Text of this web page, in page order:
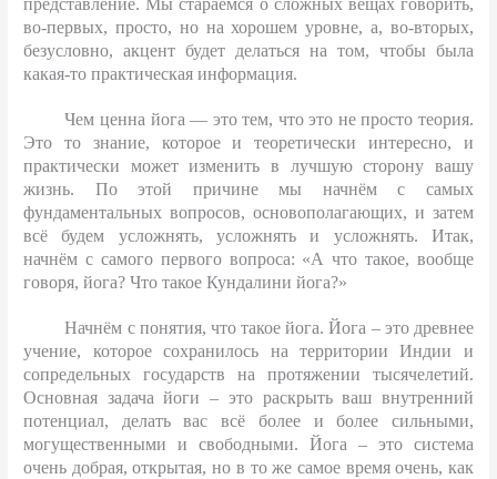
во-первых, просто, но на хорошем уровне, а, во-вторых,
безусловно, акцент будет делаться на том, чтобы была
какая-то практическая информация.
Чем ценна йога — это тем, что это не просто теория.
Это то знание, которое и теоретически интересно, и
практически может изменить в лучшую сторону вашу
жизнь. По этой причине мы начнём с самых
фундаментальных вопросов, основополагающих, и затем
всё будем усложнять, усложнять и усложнять. Итак,
начнём с самого первого вопроса: «А что такое, вообще
говоря, йога? Что такое Кундалини йога?»
Начнём с понятия, что такое йога. Йога – это древнее
учение, которое сохранилось на территории Индии и
сопредельных государств на протяжении тысячелетий.
Основная задача йоги – это раскрыть ваш внутренний
потенциал, делать вас всё более и более сильными,
могущественными и свободными. Йога – это система
очень добрая, открытая, но в то же самое время очень, как